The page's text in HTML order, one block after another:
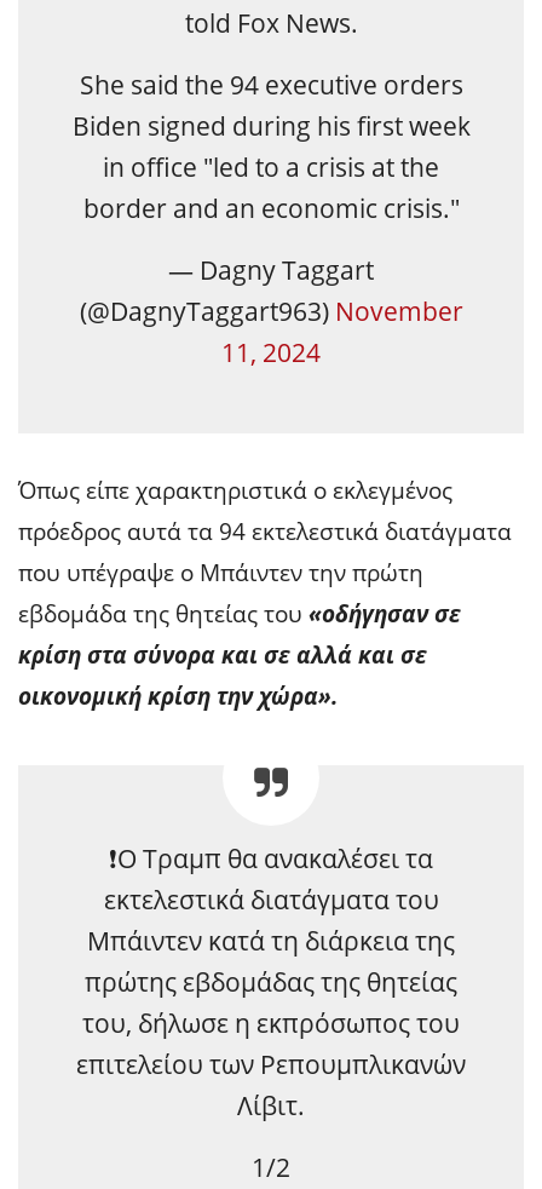
told Fox News.
She said the 94 executive orders
Biden signed during his first week
in office "led to a crisis at the
border and an economic crisis."
— Dagny Taggart
(@DagnyTaggart963) November
11, 2024
Όπως είπε χαρακτηριστικά ο εκλεγμένος
πρόεδρος αυτά τα 94 εκτελεστικά διατάγματα
που υπέγραψε ο Μπάιντεν την πρώτη
εβδομάδα της θητείας του «οδήγησαν σε
κρίση στα σύνορα και σε αλλά και σε
οικονομική κρίση την χώρα».
❗Ο Τραμπ θα ανακαλέσει τα
εκτελεστικά διατάγματα του
Μπάιντεν κατά τη διάρκεια της
πρώτης εβδομάδας της θητείας
του, δήλωσε η εκπρόσωπος του
επιτελείου των Ρεπουμπλικανών
Λίβιτ.
1/2